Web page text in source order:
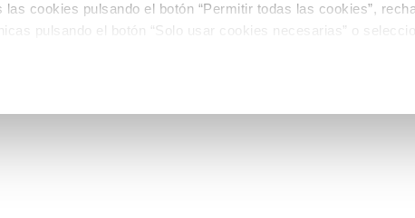
las cookies pulsando el botón “Permitir todas las cookies”,
pulsando el botón “Solo usar cookies necesarias” o
de Cookies